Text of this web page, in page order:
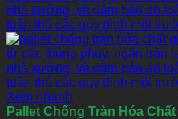
Xem nhanh
Pallet Chống Tràn Hóa